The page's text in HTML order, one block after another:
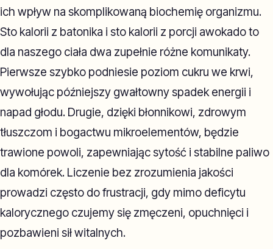
ich wpływ na skomplikowaną biochemię organizmu.
Sto kalorii z batonika i sto kalorii z porcji awokado to
dla naszego ciała dwa zupełnie różne komunikaty.
Pierwsze szybko podniesie poziom cukru we krwi,
wywołując późniejszy gwałtowny spadek energii i
napad głodu. Drugie, dzięki błonnikowi, zdrowym
tłuszczom i bogactwu mikroelementów, będzie
trawione powoli, zapewniając sytość i stabilne paliwo
dla komórek. Liczenie bez zrozumienia jakości
prowadzi często do frustracji, gdy mimo deficytu
kalorycznego czujemy się zmęczeni, opuchnięci i
pozbawieni sił witalnych.